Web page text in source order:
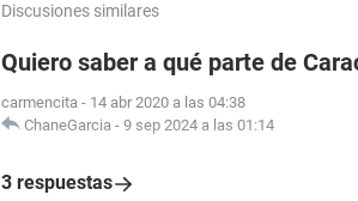
Discusiones similares
Quiero saber a qué parte de
carmencita - 14 abr 2020 a las 04:38
ChaneGarcia - 9 sep 2024 a las 01:14
3 respuestas